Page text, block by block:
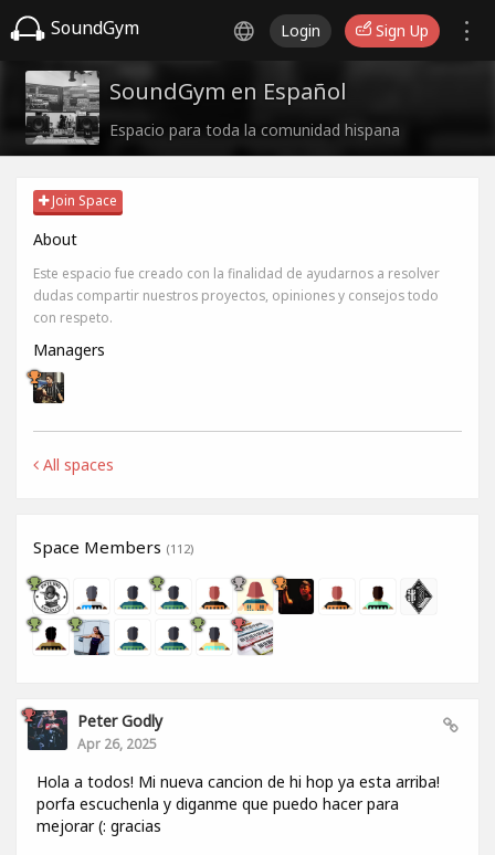
SoundGym Login Sign Up
SoundGym en Español
Espacio para toda la comunidad hispana
Join Space
About
Este espacio fue creado con la finalidad de ayudarnos a resolver
dudas compartir nuestros proyectos, opiniones y consejos todo
con respeto.
Managers
All spaces
Space Members (112)
Peter Godly
Apr 26, 2025
Hola a todos! Mi nueva cancion de hi hop ya esta arriba!
porfa escuchenla y diganme que puedo hacer para
mejorar (: gracias